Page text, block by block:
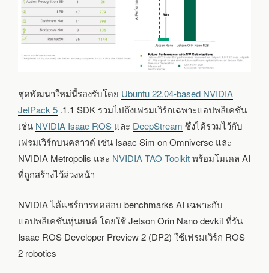
ชุดพัฒนาใหม่นี้รองรับโดย Ubuntu 22.04-based NVIDIA
JetPack 5 .1.1 SDK รวมไปถึงเฟรมเวิร์กเฉพาะแอปพลิเคชัน
เช่น NVIDIA Isaac ROS และ DeepStream ซึ่งได้รวมไว้กับ
เฟรมเวิร์กบนคลาวด์ เช่น Isaac Sim on Omniverse และ
NVIDIA Metropolis และ NVIDIA TAO Toolkitพร้อมโมเดล AI
ที่ถูกสร้างไว้ล่วงหน้า
NVIDIA ได้แชร์การทดสอบ benchmarks AI เฉพาะกับ
แอปพลิเคชันหุ่นยนต์ โดยใช้ Jetson Orin Nano devkit ที่รัน
Isaac ROS Developer Preview 2 (DP2) ใช้เฟรมเวิร์ก ROS
2 robotics